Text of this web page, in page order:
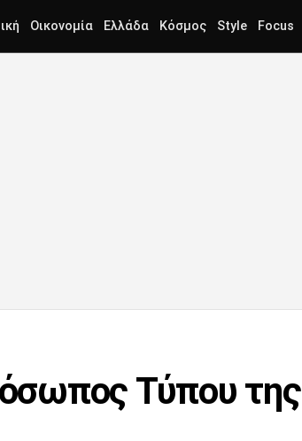
Οικονομία Ελλάδα Κόσμος Style Focus
Τύπου